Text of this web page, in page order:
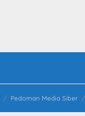
Pedoman Media Siber